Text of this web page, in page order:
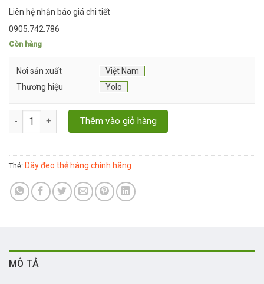
Liên hệ nhận báo giá chi tiết
0905.742.786
Còn hàng
Nơi sản xuất
Việt Nam
Thương hiệu
Yolo
Dây Đeo Thẻ Hàng Chính Hãng số lượng
Thêm vào giỏ hàng
Thẻ: Dây đeo thẻ hàng chính hãng
MÔ TẢ